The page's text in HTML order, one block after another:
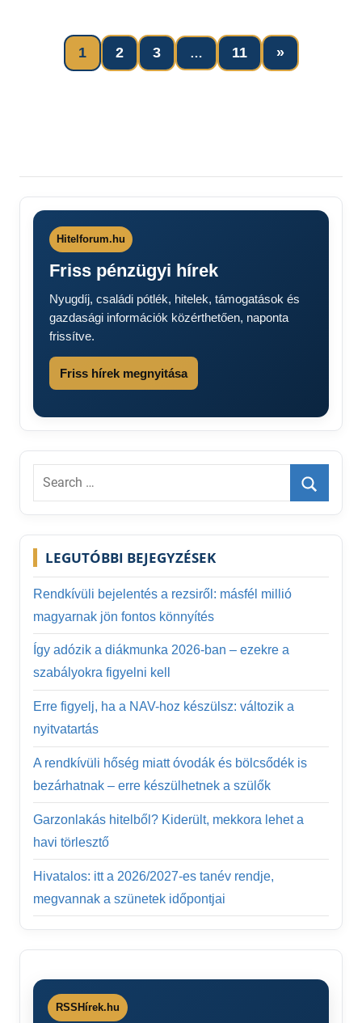
Bejegyzések
1 2 3 … 11
Next
Posts
»
Hitelforum.hu
Friss pénzügyi hírek
Nyugdíj, családi pótlék, hitelek, támogatások és
gazdasági információk közérthetően, naponta
frissítve.
Friss hírek megnyitása
Search
Search
LEGUTÓBBI BEJEGYZÉSEK
Rendkívüli bejelentés a rezsiről: másfél millió
magyarnak jön fontos könnyítés
Így adózik a diákmunka 2026-ban – ezekre a
szabályokra figyelni kell
Erre figyelj, ha a NAV-hoz készülsz: változik a
nyitvatartás
A rendkívüli hőség miatt óvodák és bölcsődék is
bezárhatnak – erre készülhetnek a szülők
Garzonlakás hitelből? Kiderült, mekkora lehet a
havi törlesztő
Hivatalos: itt a 2026/2027-es tanév rendje,
megvannak a szünetek időpontjai
RSSHírek.hu